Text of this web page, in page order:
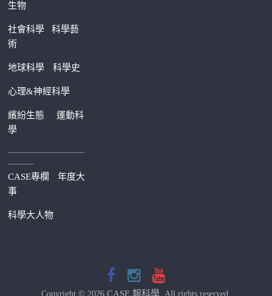
生物
社會科學科學藝
術
地球科學 科學史
心理&神經科學
繽紛生態運動科
學
—————————
———
CASE專欄
年度大
事
科學大人物
Copyright © 2026 CASE 報科學. All rights reserved.